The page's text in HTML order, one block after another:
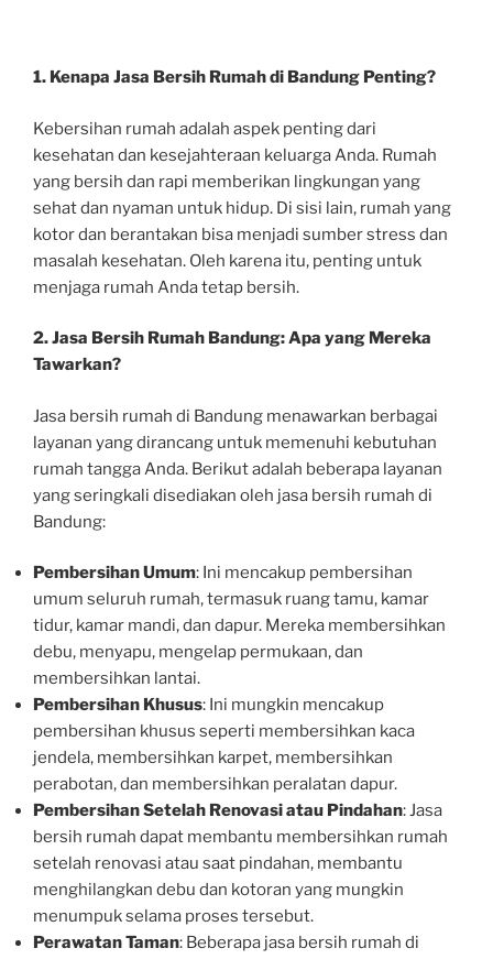
1. Kenapa Jasa Bersih Rumah di Bandung Penting?
Kebersihan rumah adalah aspek penting dari
kesehatan dan kesejahteraan keluarga Anda. Rumah
yang bersih dan rapi memberikan lingkungan yang
sehat dan nyaman untuk hidup. Di sisi lain, rumah yang
kotor dan berantakan bisa menjadi sumber stress dan
masalah kesehatan. Oleh karena itu, penting untuk
menjaga rumah Anda tetap bersih.
2. Jasa Bersih Rumah Bandung: Apa yang Mereka
Tawarkan?
Jasa bersih rumah di Bandung menawarkan berbagai
layanan yang dirancang untuk memenuhi kebutuhan
rumah tangga Anda. Berikut adalah beberapa layanan
yang seringkali disediakan oleh jasa bersih rumah di
Bandung:
Pembersihan Umum: Ini mencakup pembersihan
umum seluruh rumah, termasuk ruang tamu, kamar
tidur, kamar mandi, dan dapur. Mereka membersihkan
debu, menyapu, mengelap permukaan, dan
membersihkan lantai.
Pembersihan Khusus: Ini mungkin mencakup
pembersihan khusus seperti membersihkan kaca
jendela, membersihkan karpet, membersihkan
perabotan, dan membersihkan peralatan dapur.
Pembersihan Setelah Renovasi atau Pindahan: Jasa
bersih rumah dapat membantu membersihkan rumah
setelah renovasi atau saat pindahan, membantu
menghilangkan debu dan kotoran yang mungkin
menumpuk selama proses tersebut.
Perawatan Taman: Beberapa jasa bersih rumah di